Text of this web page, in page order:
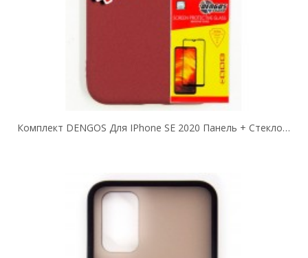
Комплект DENGOS Для IPhone SE 2020 Панель + Стекло Защитное (Red) (DG-KM-208)